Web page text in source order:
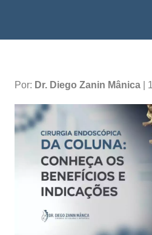
Por: Dr. Diego Zanin Mânica |